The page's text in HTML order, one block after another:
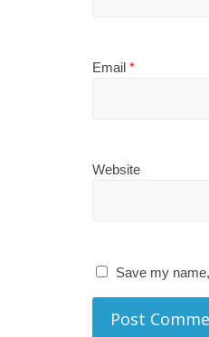
Email *
Website
Save my